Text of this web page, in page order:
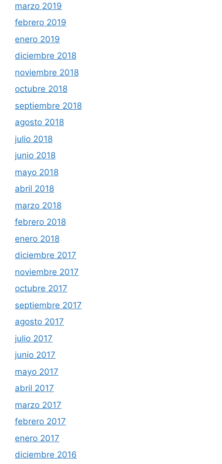
marzo 2019
febrero 2019
enero 2019
diciembre 2018
noviembre 2018
octubre 2018
septiembre 2018
agosto 2018
julio 2018
junio 2018
mayo 2018
abril 2018
marzo 2018
febrero 2018
enero 2018
diciembre 2017
noviembre 2017
octubre 2017
septiembre 2017
agosto 2017
julio 2017
junio 2017
mayo 2017
abril 2017
marzo 2017
febrero 2017
enero 2017
diciembre 2016